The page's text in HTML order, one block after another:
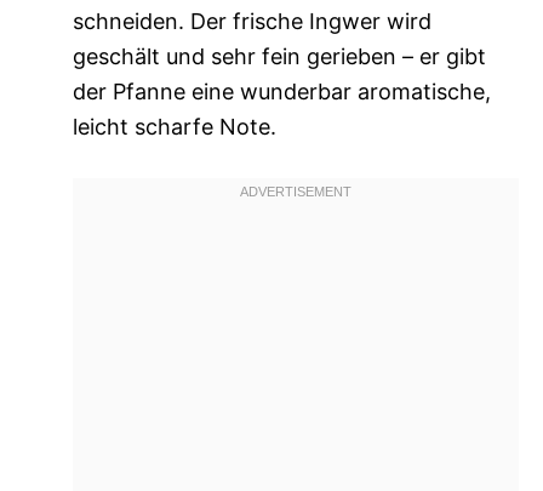
schneiden. Der frische Ingwer wird
geschält und sehr fein gerieben – er gibt
der Pfanne eine wunderbar aromatische,
leicht scharfe Note.